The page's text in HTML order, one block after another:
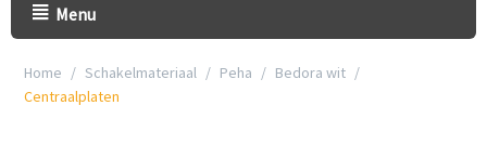
Menu
Home / Schakelmateriaal / Peha / Bedora wit /
Centraalplaten